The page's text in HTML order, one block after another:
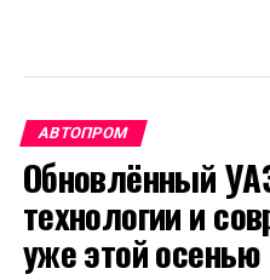
АВТОПРОМ
Обновлённый
технологии и
уже этой осенью